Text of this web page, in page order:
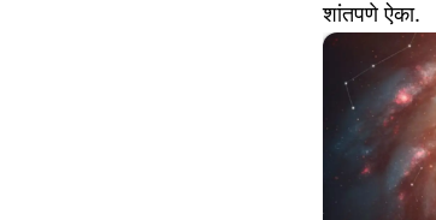
शांतपणे ऐका.